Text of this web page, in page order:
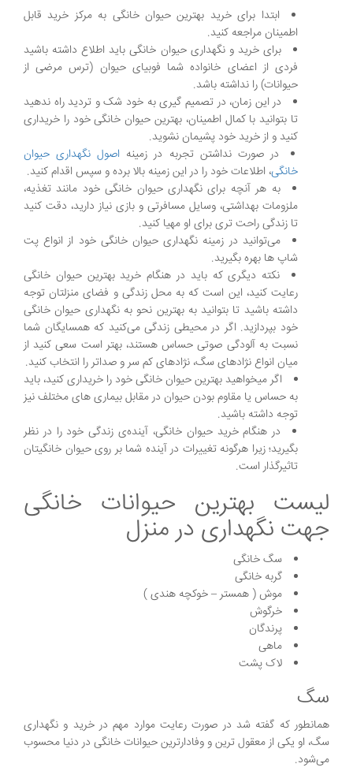
ابتدا برای خرید بهترین حیوان خانگی به مرکز خرید قابل
اطمینان مراجعه کنید.
برای خرید و نگهداری حیوان خانگی باید اطلاع داشته باشید
فردی از اعضای خانواده شما فوبیای حیوان (ترس مرضی از
حیوانات) را نداشته باشد.
در این زمان، در تصمیم گیری به خود شک و تردید راه ندهید
تا بتوانید با کمال اطمینان، بهترین حیوان خانگی خود را خریداری
کنید و از خرید خود پشیمان نشوید.
در صورت نداشتن تجربه در زمینه اصول نگهداری حیوان
خانگی، اطلاعات خود را در این زمینه بالا برده و سپس اقدام کنید.
به هر آنچه برای نگهداری حیوان خانگی خود مانند تغذیه،
ملزومات بهداشتی، وسایل مسافرتی و بازی نیاز دارید، دقت کنید
تا زندگی راحت تری برای او مهیا کنید.
می‌توانید در زمینه نگهداری حیوان خانگی خود از انواع پت
شاپ ها بهره بگیرید.
نکته دیگری که باید در هنگام خرید بهترین حیوان خانگی
رعایت کنید، این است که به محل زندگی و فضای منزلتان توجه
داشته باشید تا بتوانید به بهترین نحو به نگهداری حیوان خانگی
خود بپردازید. اگر در محیطی زندگی می‌کنید که همسایگان شما
نسبت به آلودگی صوتی حساس هستند، بهتر است سعی کنید از
میان انواع نژادهای سگ، نژادهای کم سر و صداتر را انتخاب کنید.
اگر میخواهید بهترین حیوان خانگی خود را خریداری کنید، باید
به حساس یا مقاوم بودن حیوان در مقابل بیماری های مختلف نیز
توجه داشته باشید.
در هنگام خرید حیوان خانگی، آینده‌ی زندگی خود را در نظر
بگیرید؛ زیرا هرگونه تغییرات در آینده شما بر روی حیوان خانگیتان
تاثیرگذار است.
لیست بهترین حیوانات خانگی
جهت نگهداری در منزل
سگ خانگی
گربه خانگی
موش ( همستر – خوکچه هندی )
خرگوش
پرندگان
ماهی
لاک پشت
سگ
همانطور که گفته شد در صورت رعایت موارد مهم در خرید و نگهداری
سگ، او یکی از معقول ترین و وفادارترین حیوانات خانگی در دنیا محسوب
می‌شود.